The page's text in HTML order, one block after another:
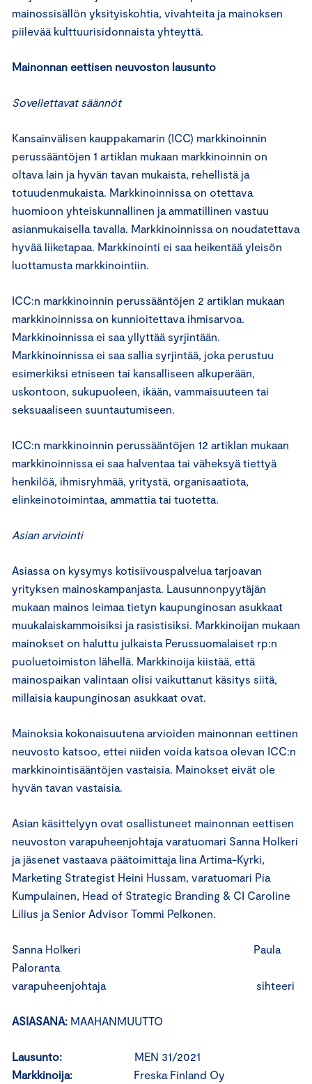
mainossisällön yksityiskohtia, vivahteita ja mainoksen
piilevää kulttuurisidonnaista yhteyttä.
Mainonnan eettisen neuvoston lausunto
Sovellettavat säännöt
Kansainvälisen kauppakamarin (ICC) markkinoinnin
perussääntöjen 1 artiklan mukaan markkinoinnin on
oltava lain ja hyvän tavan mukaista, rehellistä ja
totuudenmukaista. Markkinoinnissa on otettava
huomioon yhteiskunnallinen ja ammatillinen vastuu
asianmukaisella tavalla. Markkinoinnissa on noudatettava
hyvää liiketapaa. Markkinointi ei saa heikentää yleisön
luottamusta markkinointiin.
ICC:n markkinoinnin perussääntöjen 2 artiklan mukaan
markkinoinnissa on kunnioitettava ihmisarvoa.
Markkinoinnissa ei saa yllyttää syrjintään.
Markkinoinnissa ei saa sallia syrjintää, joka perustuu
esimerkiksi etniseen tai kansalliseen alkuperään,
uskontoon, sukupuoleen, ikään, vammaisuuteen tai
seksuaaliseen suuntautumiseen.
ICC:n markkinoinnin perussääntöjen 12 artiklan mukaan
markkinoinnissa ei saa halventaa tai väheksyä tiettyä
henkilöä, ihmisryhmää, yritystä, organisaatiota,
elinkeinotoimintaa, ammattia tai tuotetta.
Asian arviointi
Asiassa on kysymys kotisiivouspalvelua tarjoavan
yrityksen mainoskampanjasta. Lausunnonpyytäjän
mukaan mainos leimaa tietyn kaupunginosan asukkaat
muukalaiskammoisiksi ja rasistisiksi. Markkinoijan mukaan
mainokset on haluttu julkaista Perussuomalaiset rp:n
puoluetoimiston lähellä. Markkinoija kiistää, että
mainospaikan valintaan olisi vaikuttanut käsitys siitä,
millaisia kaupunginosan asukkaat ovat.
Mainoksia kokonaisuutena arvioiden mainonnan eettinen
neuvosto katsoo, ettei niiden voida katsoa olevan ICC:n
markkinointisääntöjen vastaisia. Mainokset eivät ole
hyvän tavan vastaisia.
Asian käsittelyyn ovat osallistuneet mainonnan eettisen
neuvoston varapuheenjohtaja varatuomari Sanna Holkeri
ja jäsenet vastaava päätoimittaja Iina Artima-Kyrki,
Marketing Strategist Heini Hussam, varatuomari Pia
Kumpulainen, Head of Strategic Branding & CI Caroline
Lilius ja Senior Advisor Tommi Pelkonen.
Sanna Holkeri Paula
Paloranta
varapuheenjohtaja sihteeri
ASIASANA: MAAHANMUUTTO
Lausunto: MEN 31/2021
Markkinoija: Freska Finland Oy